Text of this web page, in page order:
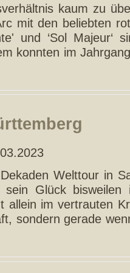
kaum zu
mit den beliebten
und ‘Sol Majeur‘
konnten im
Welttour in
sein Glück
allein im vertrauten
sondern gerade